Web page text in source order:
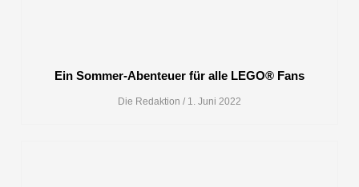
Ein Sommer-Abenteuer für alle LEGO® Fans
Die Redaktion 1. Juni 2022